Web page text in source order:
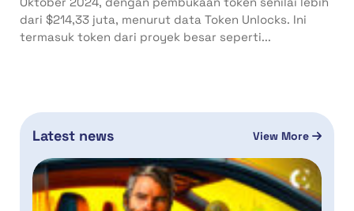
dari $214,33 juta, menurut data Token Unlocks. Ini
termasuk token dari proyek besar seperti...
Latest news View More